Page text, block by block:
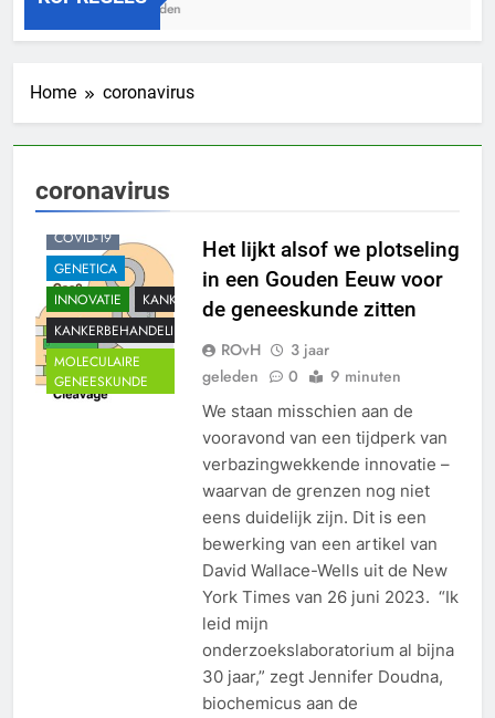
3 Jaar Geleden
Home coronavirus
coronavirus
CORONAVIRUS
COVID-19
GENETICA
INNOVATIE
KANKER
KANKERBEHANDELING
MOLECULAIRE
GENEESKUNDE
Het lijkt alsof we plotseling
in een Gouden Eeuw voor
de geneeskunde zitten
ROvH
3 jaar
geleden
0 9 minuten
We staan misschien aan de
vooravond van een tijdperk van
verbazingwekkende innovatie –
waarvan de grenzen nog niet
eens duidelijk zijn. Dit is een
bewerking van een artikel van
David Wallace-Wells uit de New
York Times van 26 juni 2023. “Ik
leid mijn
onderzoekslaboratorium al bijna
30 jaar,” zegt Jennifer Doudna,
biochemicus aan de